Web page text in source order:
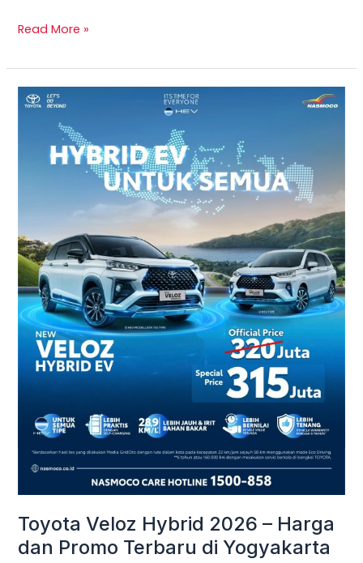
TV
GRATIS!
Read More »
Toyota Veloz Hybrid 2026 – Harga
dan Promo Terbaru di Yogyakarta
Toyota
Promo
Terbaru
di
Yogyakarta